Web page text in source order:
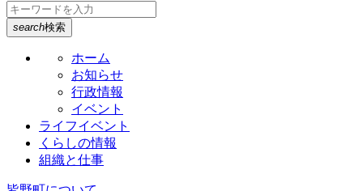
search検索
ホーム
お知らせ
行政情報
イベント
ライフイベント
くらしの情報
組織と仕事